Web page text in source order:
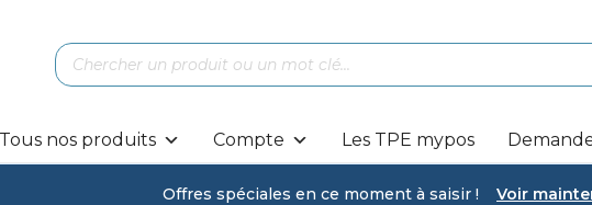
Recherche
de
Tous nos produits Compte Les TPE mypos
Offres spéciales en ce moment à saisir ! Voir